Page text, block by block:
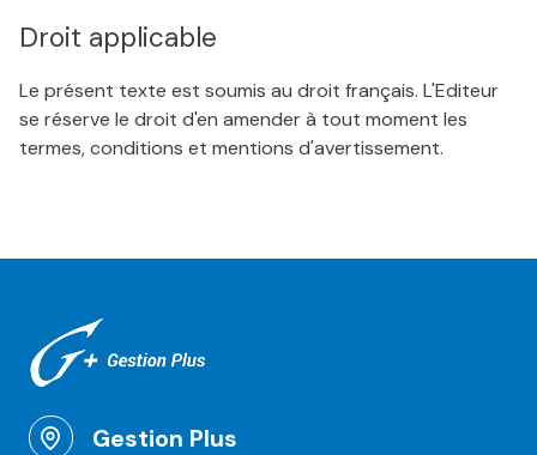
Droit applicable
Le présent texte est soumis au droit français. L'Editeur
se réserve le droit d'en amender à tout moment les
termes, conditions et mentions d'avertissement.
Gestion Plus